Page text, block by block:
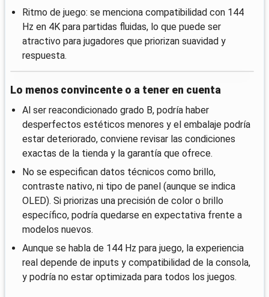
Ritmo de juego: se menciona compatibilidad con 144
Hz en 4K para partidas fluidas, lo que puede ser
atractivo para jugadores que priorizan suavidad y
respuesta.
Lo menos convincente o a tener en cuenta
Al ser reacondicionado grado B, podría haber
desperfectos estéticos menores y el embalaje podría
estar deteriorado, conviene revisar las condiciones
exactas de la tienda y la garantía que ofrece.
No se especifican datos técnicos como brillo,
contraste nativo, ni tipo de panel (aunque se indica
OLED). Si priorizas una precisión de color o brillo
específico, podría quedarse en expectativa frente a
modelos nuevos.
Aunque se habla de 144 Hz para juego, la experiencia
real depende de inputs y compatibilidad de la consola,
y podría no estar optimizada para todos los juegos.